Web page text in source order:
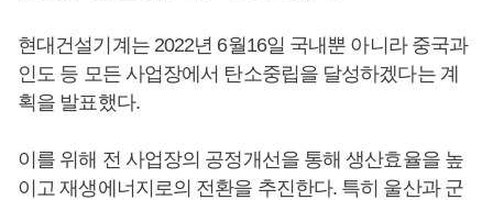
현대건설기계는 2022년 6월16일 국내뿐 아니라 중국과
인도 등 모든 사업장에서 탄소중립을 달성하겠다는 계
획을 발표했다.
이를 위해 전 사업장의 공정개선을 통해 생산효율을 높
이고 재생에너지로의 전환을 추진한다. 특히 울산과 군